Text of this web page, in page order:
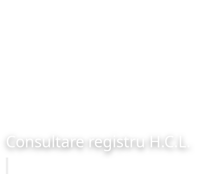
Consultare registru H.C.L.